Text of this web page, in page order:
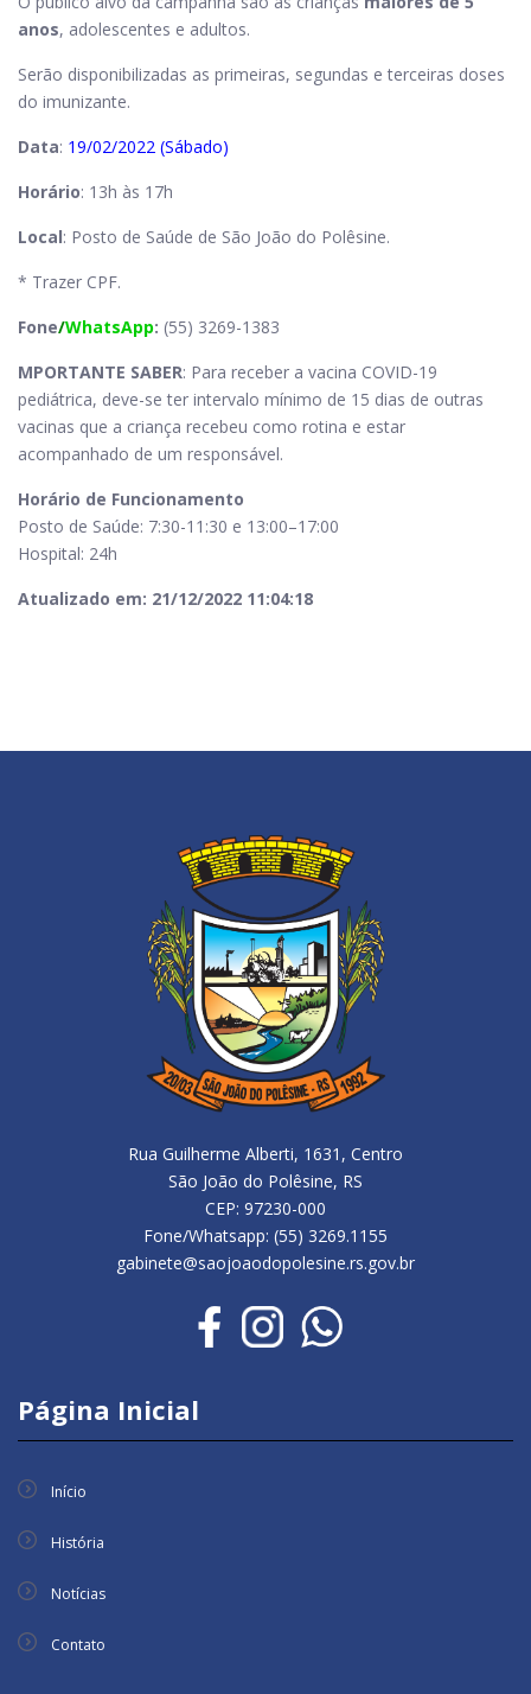
anos, adolescentes e adultos.
Serão disponibilizadas as primeiras, segundas e terceiras doses
do imunizante.
Data: 19/02/2022 (Sábado)
Horário: 13h às 17h
Local: Posto de Saúde de São João do Polêsine.
* Trazer CPF.
Fone/WhatsApp: (55) 3269-1383
MPORTANTE SABER: Para receber a vacina COVID-19
pediátrica, deve-se ter intervalo mínimo de 15 dias de outras
vacinas que a criança recebeu como rotina e estar
acompanhado de um responsável.
Horário de Funcionamento
Posto de Saúde: 7:30-11:30 e 13:00–17:00
Hospital: 24h
Atualizado em: 21/12/2022 11:04:18
Rua Guilherme Alberti, 1631, Centro
São João do Polêsine, RS
CEP: 97230-000
Fone/Whatsapp: (55) 3269.1155
gabinete@saojoaodopolesine.rs.gov.br
Página Inicial
Início
História
Notícias
Contato